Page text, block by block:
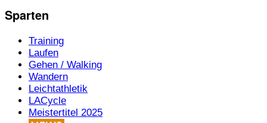
Sparten
Training
Laufen
Gehen / Walking
Wandern
Leichtathletik
LACycle
Meistertitel 2025